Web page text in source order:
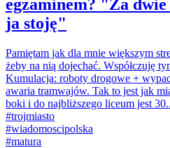
egzaminem? "Za
ja stoję"
Pamiętam jak dla mnie większym
żeby na nią dojechać. Współczuję
Kumulacja: roboty drogowe +
awaria tramwajów. Tak to jest jak
boki i do najbliższego liceum jest
#trojmiasto
#wiadomoscipolska
#matura